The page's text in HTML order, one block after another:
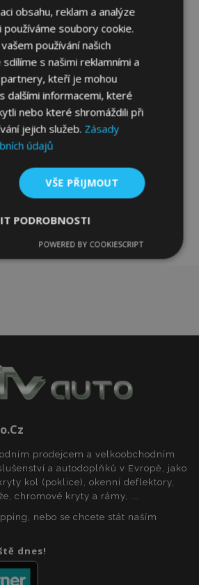
na míru pro Mazda
6 1992-1999 (4 ks)
649,00 Kč
Přidat Do Košíku
k
prodejcem a velkoobchodním
a autodoplňků v Evropě, jako
kol (poklice), okenní deflektory,
chromové kryty a rámy, ...
nebo se chcete stát naším
dnes!
obsahu, reklam a analýze
používáme soubory cookie.
používání našich
s našimi reklamními a
kteří je mohou
dalšími informacemi, které
nebo které shromáždili při
jejich služeb. Zásady
údajů
VŠE PŘIJMOUT
PODROBNOSTI
Výkonové
soubory
Soubory
cílení
soubory
soubory cookie umožňují základní
stránek, jako je přihlášení
účtu. Webové stránky nelze bez
souborů cookie správně
POWERED BY COOKIESCRIPT